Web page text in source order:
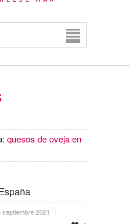
quesos de oveja en
septiembre 2021